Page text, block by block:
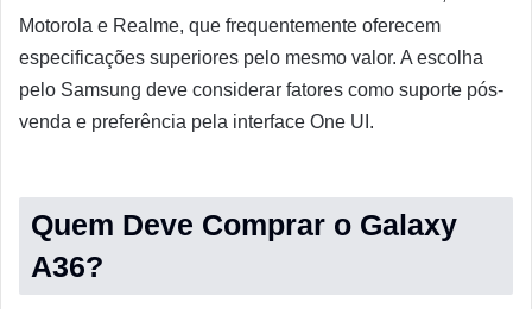
Motorola e Realme, que frequentemente oferecem
especificações superiores pelo mesmo valor. A escolha
pelo Samsung deve considerar fatores como suporte pós-
venda e preferência pela interface One UI.
Quem Deve Comprar o Galaxy
A36?